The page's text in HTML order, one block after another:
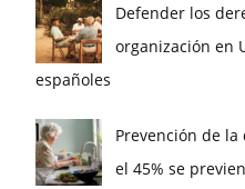
Defender los
organización en
españoles
Prevención de la
el 45% se